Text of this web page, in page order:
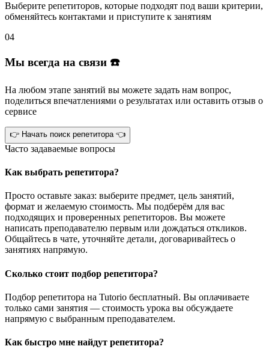
Выберите репетиторов, которые подходят под ваши критерии,
обменяйтесь контактами и приступите к занятиям
04
Мы всегда на связи ☎️
На любом этапе занятий вы можете задать нам вопрос,
поделиться впечатлениями о результатах или оставить отзыв о
сервисе
👉 Начать поиск репетитора 👈
Часто задаваемые вопросы
Как выбрать репетитора?
Просто оставьте заказ: выберите предмет, цель занятий,
формат и желаемую стоимость. Мы подберём для вас
подходящих и проверенных репетиторов. Вы можете
написать преподавателю первым или дождаться откликов.
Общайтесь в чате, уточняйте детали, договаривайтесь о
занятиях напрямую.
Сколько стоит подбор репетитора?
Подбор репетитора на Tutorio бесплатный. Вы оплачиваете
только сами занятия — стоимость урока вы обсуждаете
напрямую с выбранным преподавателем.
Как быстро мне найдут репетитора?